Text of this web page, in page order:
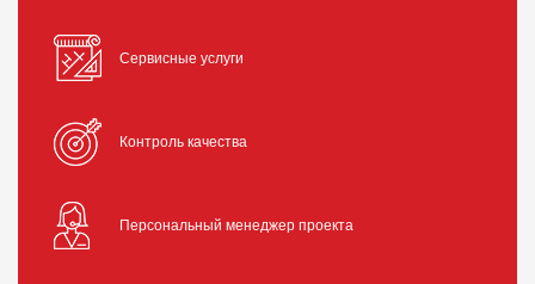
Сервисные услуги
Контроль качества
Персональный менеджер проекта